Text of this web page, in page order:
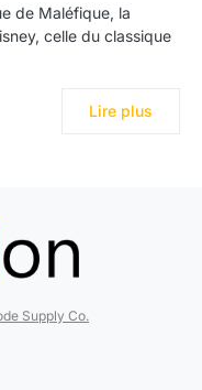
de Maléfique, la
celle du classique
Lire plus
Supply Co.